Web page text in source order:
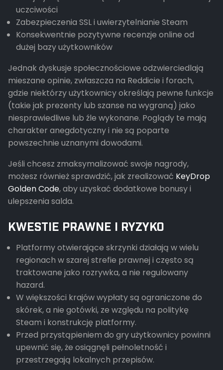
uczciwości
Zabezpieczenia SSL i uwierzytelnianie Steam
Konsekwentnie pozytywne recenzje online od
dużej bazy użytkowników
Jednak dyskusje społecznościowe odzwierciedlają
mieszane opinie, zwłaszcza na Reddicie i forach,
gdzie niektórzy użytkownicy określają pewne funkcje
(takie jak prezenty lub szanse na wygraną) jako
niesprawiedliwe lub źle wykonane. Poglądy te mają
charakter anegdotyczny i nie są poparte
powszechnie uznanymi dowodami.
Jeśli chcesz zmaksymalizować swoje nagrody,
możesz również sprawdzić, jak zrealizować KeyDrop
Golden Code, aby uzyskać dodatkowe bonusy i
ulepszenia salda.
KWESTIE PRAWNE I RYZYKO
Platformy otwierające skrzynki działają w wielu
regionach w szarej strefie prawnej i często są
traktowane jako rozrywka, a nie regulowany
hazard.
W większości krajów wypłaty są ograniczone do
skórek, a nie gotówki, ze względu na politykę
Steam i konstrukcję platformy.
Przed przystąpieniem do gry użytkownicy powinni
upewnić się, że osiągnęli pełnoletność i
przestrzegają lokalnych przepisów.